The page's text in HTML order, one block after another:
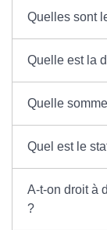
Quelles sont
Quelle est la
Quelle
Quel est le
A-t-on droit à
?